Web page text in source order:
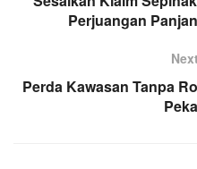
Perjuangan
Perda Kawasan Tanpa